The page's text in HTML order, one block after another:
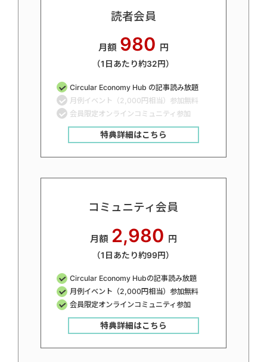
読者会員
月額 980 円
（1日あたり約32円）
Circular Economy Hub の記事読み放題
月例イベント（2,000円相当）参加無料
会員限定オンラインコミュニティ参加
特典詳細はこちら
コミュニティ会員
月額 2,980 円
（1日あたり約99円）
Circular Economy Hubの記事読み放題
月例イベント（2,000円相当）参加無料
会員限定オンラインコミュニティ参加
特典詳細はこちら